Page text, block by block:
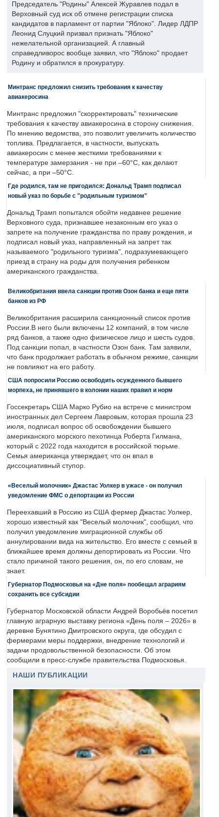
Председатель "Родины" Алексей Журавлев подал в
Верховный суд иск об отмене регистрации списка
кандидатов в парламент от партии "Яблоко". Лидер ЛДПР
Леонид Слуцкий призвал признать "Яблоко"
нежелательной организацией. А главный
справедливорос вообще заявил, что "Яблоко" продает
Родину и обратился в прокуратуру.
Минтранс предложил снизить требования к качеству
авиакеросина
Минтранс предложил "скорректировать" технические
требования к качеству авиакеросина в сторону снижения.
По мнению ведомства, это позволит увеличить количество
топлива. Предлагается, в частности, выпускать
авиакеросин с менее жесткими требованиями к
температуре замерзания - не при –60°C, как делают
сейчас, а при –50°C.
Где родился, там не пригодился: Дональд Трамп подписал
новый указ по борьбе с "родильным туризмом"
Дональд Трамп попытался обойти недавнее решение
Верховного суда, признавшее незаконным его указ о
запрете на получение гражданства по праву рождения, и
подписал новый указ, направленный на запрет так
называемого "родильного туризма", подразумевающего
приезд в страну на роды для получения ребенком
американского гражданства.
Великобритания ввела санкции против Озон банка и еще пяти
банков из РФ
Великобритания расширила санкционный список против
России.В него были включены 12 компаний, в том числе
ряд банков, а также одно физическое лицо и шесть судов.
Под санкции попал, в частности Озон банк. Там заявили,
что банк продолжает работать в обычном режиме, санкции
не повлияют на его работу.
США попросили Россию освободить осужденного бывшего
морпеха, не принявшего в колонии наших правил и норм
Госсекретарь США Марко Рубио на встрече с министром
иностранных дел Сергеем Лавровым, которая прошла 23
июля, подписал вопрос об освобождении бывшего
американского морского пехотинца Роберта Гилмана,
который с 2022 года находится в российской тюрьме.
Семья американца утверждает, что он впал в
диссоциативный ступор.
«Веселый молочник» Джастас Уолкер в ужасе - он получил
уведомление ФМС о депортации из России
Переехавший в Россию из США фермер Джастас Уолкер,
хорошо известный как "Веселый молочник", сообщил, что
получил уведомление миграционной службы об
аннулировании вида на жительство. Его вместе с семьей в
ближайшее время должны депортировать из России. Что
стало причиной такого решения, он, по его словам, не
знает.
Губернатор Подмосковья на «Дне поля» пообещал аграриям
сохранить все субсидии
Губернатор Московской области Андрей Воробьёв посетил
главную аграрную выставку региона «День поля – 2026» в
деревне Бунятино Дмитровского округа, где обсудил с
фермерами меры поддержки, внедрение технологий и
задачи продовольственной безопасности. Об этом
сообщили в пресс-службе правительства Подмосковья.
НАШИ ПУБЛИКАЦИИ